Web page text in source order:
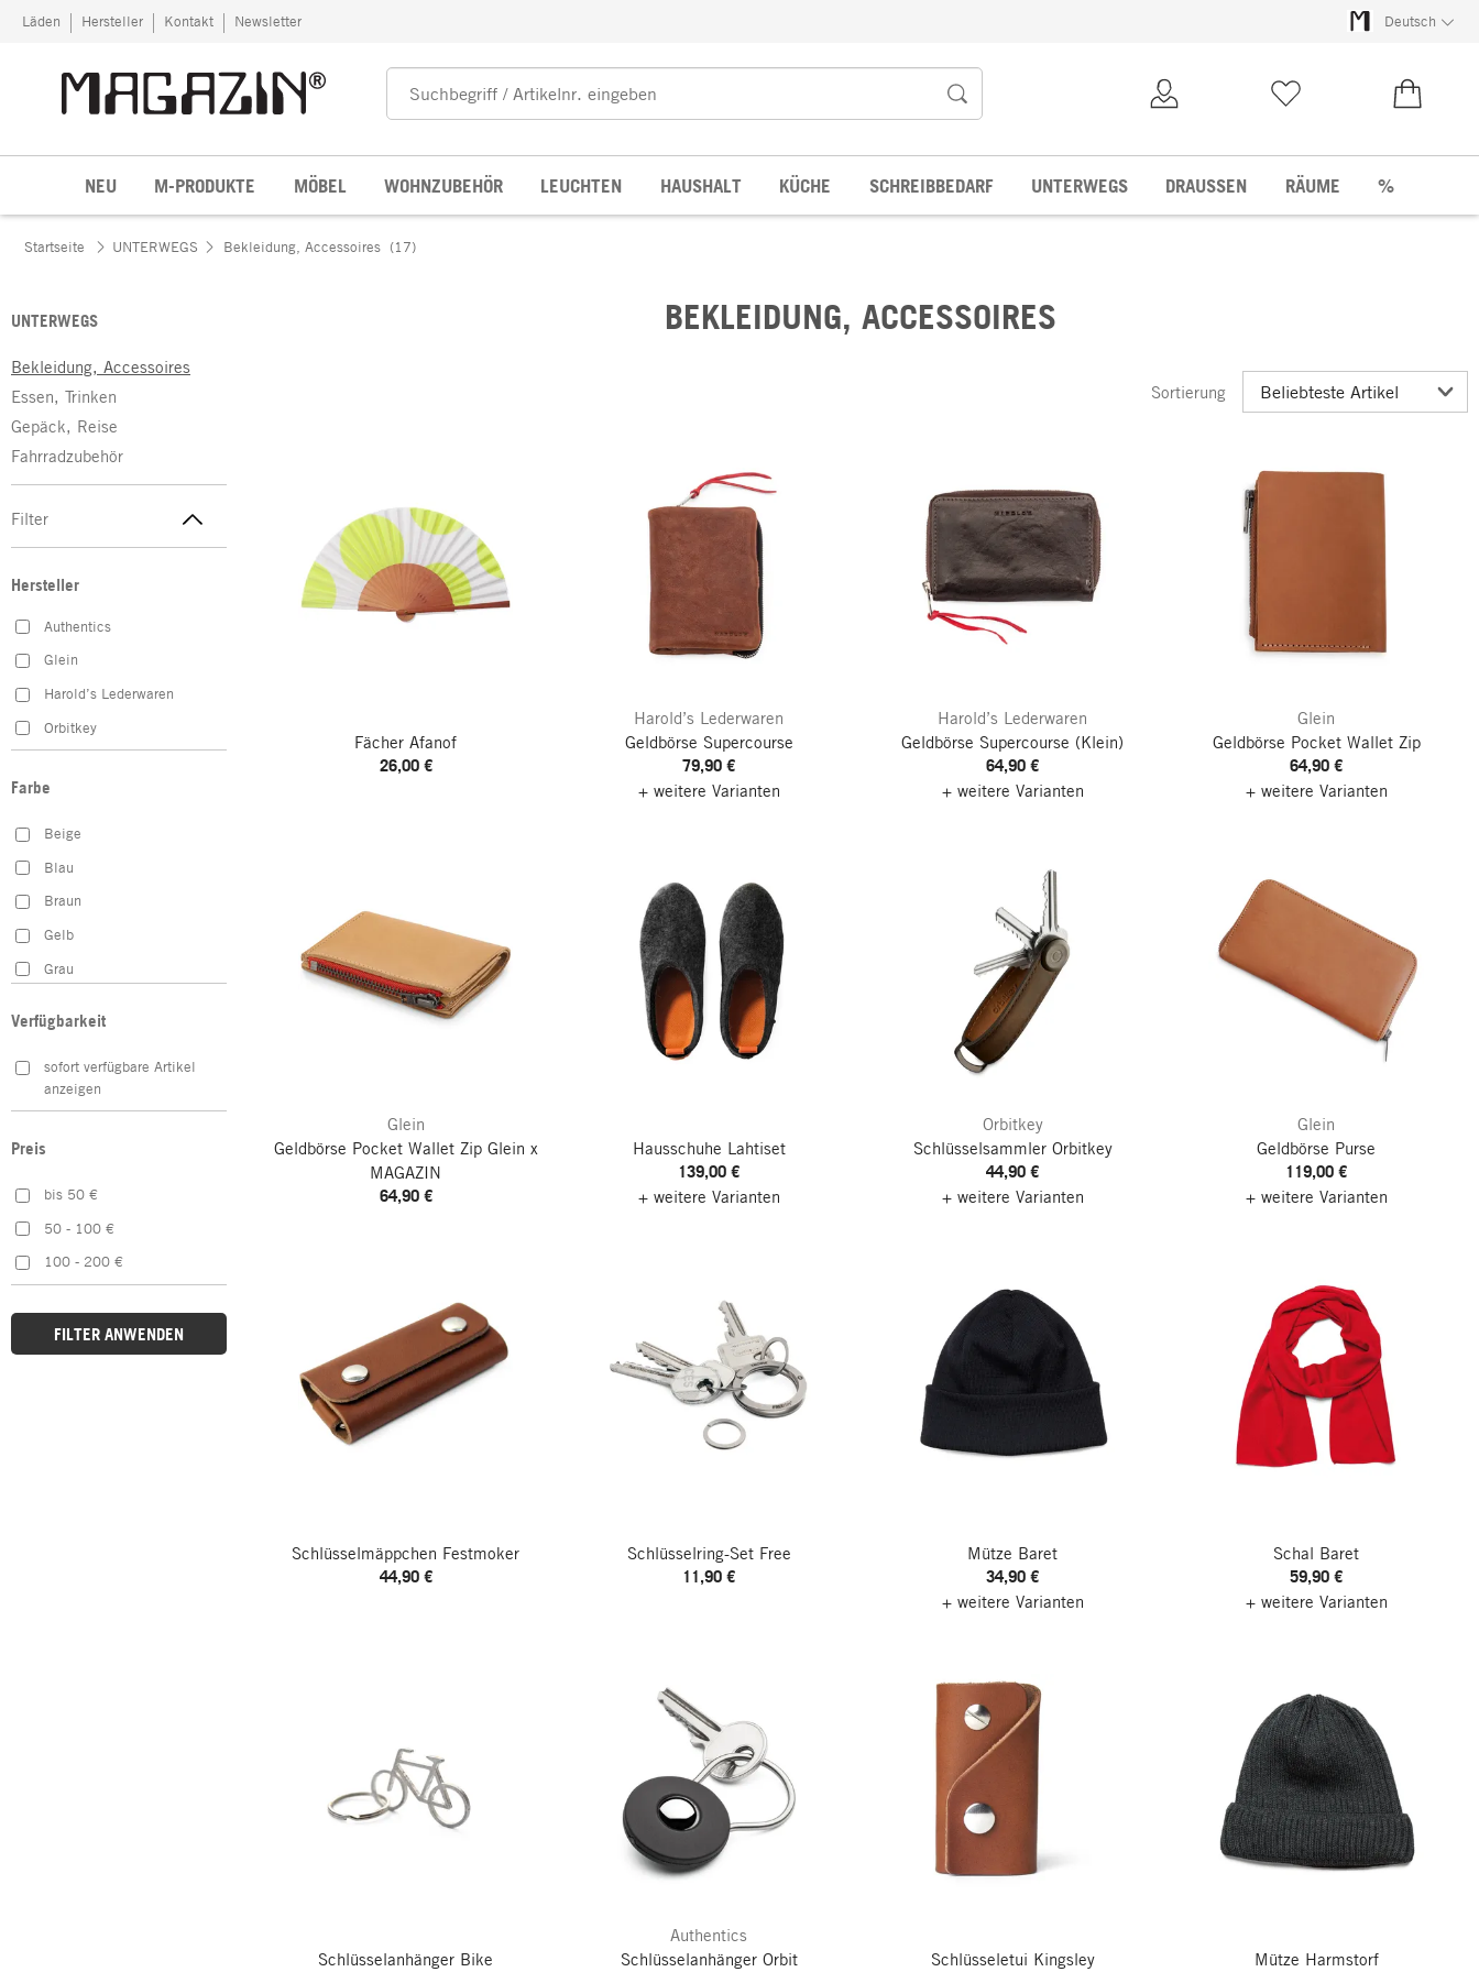
Zum Inhalt springen
Läden Hersteller Kontakt Newsletter Deutsch
NEU M-PRODUKTE MÖBEL WOHNZUBEHÖR LEUCHTEN HAUSHALT KÜCHE SCHREIBBEDARF UNTERWEGS DRAUSSEN RÄUME %
Startseite UNTERWEGS Bekleidung, Accessoires (17)
UNTERWEGS
Bekleidung, Accessoires
Essen, Trinken
Gepäck, Reise
Fahrradzubehör
Filter
Hersteller
Authentics
Glein
Harold’s Lederwaren
Orbitkey
Farbe
Beige
Blau
Braun
Gelb
Grau
Mehrfarbig
Orange
Weiß
Verfügbarkeit
sofort verfügbare Artikel
anzeigen
Preis
bis 50 €
50 - 100 €
100 - 200 €
FILTER ANWENDEN
BEKLEIDUNG, ACCESSOIRES
Sortierung
Fächer Afanof
26,00 €
Harold’s Lederwaren
Geldbörse Supercourse
79,90 €
+ weitere Varianten
Harold’s Lederwaren
Geldbörse Supercourse (Klein)
64,90 €
+ weitere Varianten
Glein
Geldbörse Pocket Wallet Zip
64,90 €
+ weitere Varianten
Glein
Geldbörse Pocket Wallet ZipGlein x
MAGAZIN
64,90 €
Hausschuhe Lahtiset
139,00 €
+ weitere Varianten
Orbitkey
Schlüsselsammler Orbitkey
44,90 €
+ weitere Varianten
Glein
Geldbörse Purse
119,00 €
+ weitere Varianten
Schlüsselmäppchen Festmoker
44,90 €
Schlüsselring-Set Free
11,90 €
Mütze Baret
34,90 €
+ weitere Varianten
Schal Baret
59,90 €
+ weitere Varianten
Schlüsselanhänger Bike
Authentics
Schlüsselanhänger Orbit
Schlüsseletui Kingsley Mütze Harmstorf